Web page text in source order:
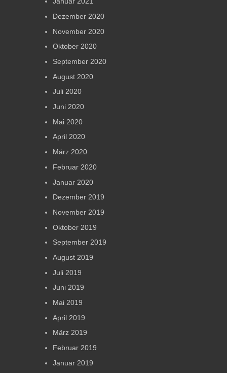
Dezember 2020
November 2020
Oktober 2020
September 2020
August 2020
Juli 2020
Juni 2020
Mai 2020
April 2020
März 2020
Februar 2020
Januar 2020
Dezember 2019
November 2019
Oktober 2019
September 2019
August 2019
Juli 2019
Juni 2019
Mai 2019
April 2019
März 2019
Februar 2019
Januar 2019